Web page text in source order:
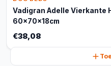
Vadigran Adelle Vierkante
60x70x18cm
€38,08